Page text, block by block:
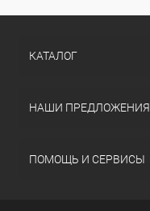
КАТАЛОГ
НАШИ ПРЕДЛОЖЕНИЯ
ПОМОЩЬ И СЕРВИСЫ